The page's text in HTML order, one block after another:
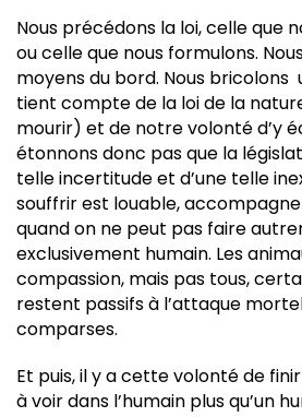
Nous précédons la loi, celle que
ou celle que nous formulons.
moyens du bord. Nous bricolons
tient compte de la loi de la
mourir) et de notre volonté d’y
étonnons donc pas que la
telle incertitude et d’une telle
souffrir est louable,
quand on ne peut pas faire
exclusivement humain. Les
compassion, mais pas tous,
restent passifs à l’attaque
comparses.
Et puis, il y a cette volonté de
à voir dans l’humain plus qu’un